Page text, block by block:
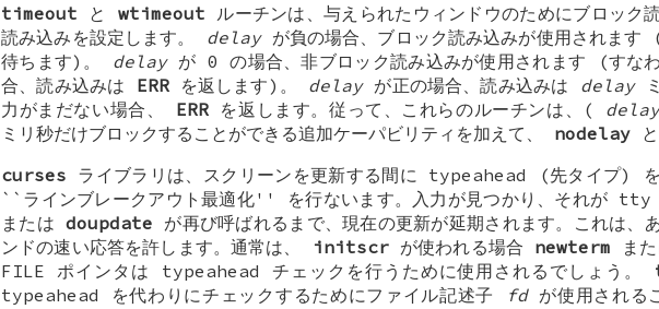
timeout と wtimeout ルーチンは、与えられたウィンドウのためにブロック
読み込みを設定します。 delayが負の場合、ブロック読み込みが使用されます
待ちます)。 delayが 0 の場合、非ブロック読み込みが使用されます (すな
合、読み込みは ERRを返します)。 delayが正の場合、読み込みは delayミ
力がまだない場合、 ERRを返します。従って、これらのルーチンは、( delay
ミリ秒だけブロックすることができる追加ケーパビリティを加えて、 nodelay
curses ライブラリは、スクリーンを更新する間に typeahead (先タイプ) を
``ラインブレークアウト最適化'' を行ないます。入力が見つかり、それが tty
またはdoupdate が再び呼ばれるまで、現在の更新が延期されます。これは、
ンドの速い応答を許します。通常は、
initscrが使われる場合 newterm ま
FILE ポインタは typeahead チェックを行うために使用されるでしょう。
typeahead を代わりにチェックするためにファイル記述子
fdが使用される